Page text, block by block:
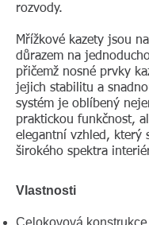
rozvody.
Mřížkové kazety jsou
důrazem na
přičemž nosné prvky
jejich stabilitu a
systém je oblíbený
praktickou funkčnost,
elegantní vzhled, který
širokého spektra
Vlastnosti
Celokovová konstrukce